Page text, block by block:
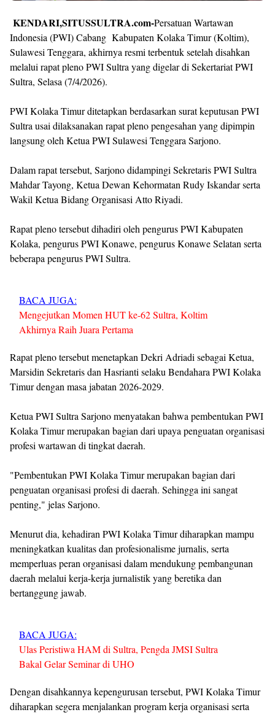
KENDARI,SITUSSULTRA.com-Persatuan Wartawan
Indonesia (PWI) Cabang Kabupaten Kolaka Timur (Koltim),
Sulawesi Tenggara, akhirnya resmi terbentuk setelah disahkan
melalui rapat pleno PWI Sultra yang digelar di Sekertariat PWI
Sultra, Selasa (7/4/2026).
PWI Kolaka Timur ditetapkan berdasarkan surat keputusan PWI
Sultra usai dilaksanakan rapat pleno pengesahan yang dipimpin
langsung oleh Ketua PWI Sulawesi Tenggara Sarjono.
Dalam rapat tersebut, Sarjono didampingi Sekretaris PWI Sultra
Mahdar Tayong, Ketua Dewan Kehormatan Rudy Iskandar serta
Wakil Ketua Bidang Organisasi Atto Riyadi.
Rapat pleno tersebut dihadiri oleh pengurus PWI Kabupaten
Kolaka, pengurus PWI Konawe, pengurus Konawe Selatan serta
beberapa pengurus PWI Sultra.
BACA JUGA:
Mengejutkan Momen HUT ke-62 Sultra, Koltim
Akhirnya Raih Juara Pertama
Rapat pleno tersebut menetapkan Dekri Adriadi sebagai Ketua,
Marsidin Sekretaris dan Hasrianti selaku Bendahara PWI Kolaka
Timur dengan masa jabatan 2026-2029.
Ketua PWI Sultra Sarjono menyatakan bahwa pembentukan PWI
Kolaka Timur merupakan bagian dari upaya penguatan organisasi
profesi wartawan di tingkat daerah.
"Pembentukan PWI Kolaka Timur merupakan bagian dari
penguatan organisasi profesi di daerah. Sehingga ini sangat
penting," jelas Sarjono.
Menurut dia, kehadiran PWI Kolaka Timur diharapkan mampu
meningkatkan kualitas dan profesionalisme jurnalis, serta
memperluas peran organisasi dalam mendukung pembangunan
daerah melalui kerja-kerja jurnalistik yang beretika dan
bertanggung jawab.
BACA JUGA:
Ulas Peristiwa HAM di Sultra, Pengda JMSI Sultra
Bakal Gelar Seminar di UHO
Dengan disahkannya kepengurusan tersebut, PWI Kolaka Timur
diharapkan segera menjalankan program kerja organisasi serta